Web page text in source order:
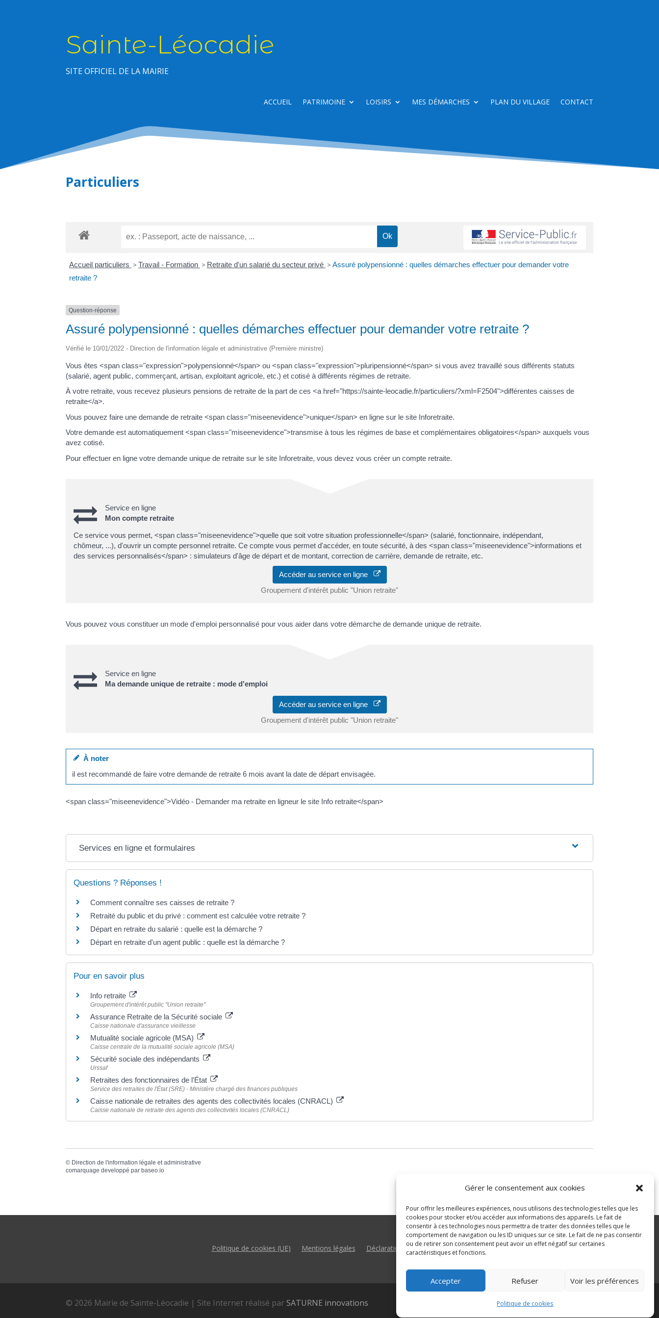
Gérer le consentement aux cookies
Pour offrir les meilleures expériences, nous utilisons des technologies telles que les
cookies pour stocker et/ou accéder aux informations des appareils. Le fait de
consentir à ces technologies nous permettra de traiter des données telles que le
comportement de navigation ou les ID uniques sur ce site. Le fait de ne pas consentir
ou de retirer son consentement peut avoir un effet négatif sur certaines
caractéristiques et fonctions.
Accepter Refuser Voir les préférences
Politique de cookies
Sainte-Léocadie
SITE OFFICIEL DE LA MAIRIE
ACCUEIL PATRIMOINE LOISIRS MES DÉMARCHES PLAN DU VILLAGE CONTACT
Particuliers
Accueil particuliers > Travail - Formation > Retraite d'un salarié du secteur privé > Assuré polypensionné : quelles démarches effectuer pour demander votre
retraite ?
Question-réponse
Assuré polypensionné : quelles démarches effectuer pour demander votre retraite ?
Vérifié le 10/01/2022 - Direction de l'information légale et administrative (Première ministre)
Vous êtes <span class="expression">polypensionné</span> ou <span class="expression">pluripensionné</span> si vous avez travaillé sous différents statuts
(salarié, agent public, commerçant, artisan, exploitant agricole, etc.) et cotisé à différents régimes de retraite.
À votre retraite, vous recevez plusieurs pensions de retraite de la part de ces <a href="https://sainte-leocadie.fr/particuliers/?xml=F2504">différentes caisses de
retraite</a>.
Vous pouvez faire une demande de retraite <span class="miseenevidence">unique</span> en ligne sur le site Inforetraite.
Votre demande est automatiquement <span class="miseenevidence">transmise à tous les régimes de base et complémentaires obligatoires</span> auxquels vous
avez cotisé.
Pour effectuer en ligne votre demande unique de retraite sur le site Inforetraite, vous devez vous créer un compte retraite.
Service en ligne
Mon compte retraite
Ce service vous permet, <span class="miseenevidence">quelle que soit votre situation professionnelle</span> (salarié, fonctionnaire, indépendant,
chômeur, ...), d'ouvrir un compte personnel retraite. Ce compte vous permet d'accéder, en toute sécurité, à des <span class="miseenevidence">informations et
des services personnalisés</span> : simulateurs d'âge de départ et de montant, correction de carrière, demande de retraite, etc.
Accéder au service en ligne
Groupement d'intérêt public "Union retraite"
Vous pouvez vous constituer un mode d'emploi personnalisé pour vous aider dans votre démarche de demande unique de retraite.
Service en ligne
Ma demande unique de retraite : mode d'emploi
Accéder au service en ligne
Groupement d'intérêt public "Union retraite"
À noter
il est recommandé de faire votre demande de retraite 6 mois avant la date de départ envisagée.
<span class="miseenevidence">Vidéo - Demander ma retraite en ligneur le site Info retraite</span>
Services en ligne et formulaires
Questions ? Réponses !
Comment connaître ses caisses de retraite ?
Retraité du public et du privé : comment est calculée votre retraite ?
Départ en retraite du salarié : quelle est la démarche ?
Départ en retraite d'un agent public : quelle est la démarche ?
Pour en savoir plus
Info retraite
Groupement d'intérêt public "Union retraite"
Assurance Retraite de la Sécurité sociale
Caisse nationale d'assurance vieillesse
Mutualité sociale agricole (MSA)
Caisse centrale de la mutualité sociale agricole (MSA)
Sécurité sociale des indépendants
Urssaf
Retraites des fonctionnaires de l'État
Service des retraites de l'État (SRE) - Ministère chargé des finances publiques
Caisse nationale de retraites des agents des collectivités locales (CNRACL)
Caisse nationale de retraite des agents des collectivités locales (CNRACL)
© Direction de l'information légale et administrative
comarquage developpé par baseo.io
>
Politique de cookies (UE) Mentions légales Déclaration d’accessibilité
© 2026 Mairie de Sainte-Léocadie | Site Internet réalisé par SATURNE innovations